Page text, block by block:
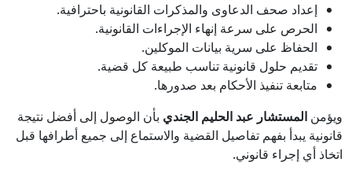
إعداد صحف الدعاوى والمذكرات القانونية باحترافية.
الحرص على سرعة إنهاء الإجراءات القانونية.
الحفاظ على سرية بيانات الموكلين.
تقديم حلول قانونية تناسب طبيعة كل قضية.
متابعة تنفيذ الأحكام بعد صدورها.
ويؤمن المستشار عبد الحليم الجندي بأن الوصول إلى أفضل نتيجة
قانونية يبدأ بفهم تفاصيل القضية والاستماع إلى جميع أطرافها قبل
اتخاذ أي إجراء قانوني.